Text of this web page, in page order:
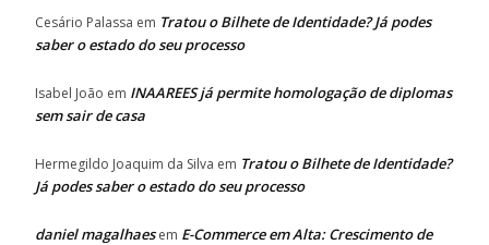
Cesário Palassa em Tratou o Bilhete de Identidade? Já podes
saber o estado do seu processo
Isabel João em INAAREES já permite homologação de diplomas
sem sair de casa
Hermegildo Joaquim da Silva em Tratou o Bilhete de Identidade?
Já podes saber o estado do seu processo
daniel magalhaesem E-Commerce em Alta: Crescimento de